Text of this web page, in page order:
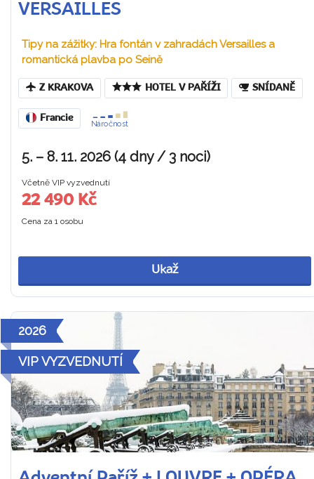
VERSAILLES
Tipy na zážitky: Hra fontán v zahradách Versailles a
romantická plavba po Seině
Z KRAKOVA HOTEL V PAŘÍŽI SNÍDANĚ
Francie
Náročnost
5. – 8. 11. 2026 (4 dny / 3 noci)
Včetně VIP vyzvednutí
22 490 Kč
Cena za 1 osobu
Ukaž
2026
VIP VYZVEDNUTÍ